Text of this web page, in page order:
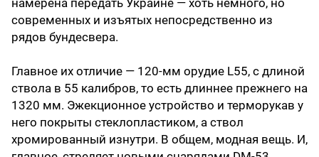
намерена передать Украине — хоть немного, но
современных и изъятых непосредственно из
рядов бундесвера.
Главное их отличие — 120-мм орудие L55, с длиной
ствола в 55 калибров, то есть длиннее прежнего на
1320 мм. Эжекционное устройство и терморукав у
него покрыты стеклопластиком, а ствол
хромированный изнутри. В общем, модная вещь. И,